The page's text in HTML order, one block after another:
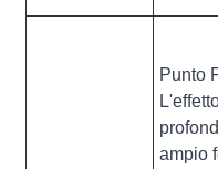
Punto
ampio